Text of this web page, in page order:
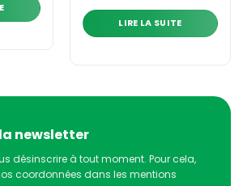
LIRE LA SUITE
newsletter
désinscrire à tout moment. Pour cela,
coordonnées dans les mentions